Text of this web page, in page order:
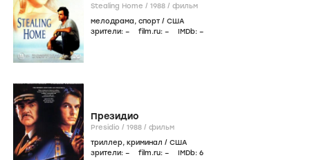
Stealing Home / 1988 / фильм
мелодрама, спорт / США
зрители: – film.ru: – IMDb: –
Президио
Presidio / 1988 / фильм
триллер, криминал / США
зрители: – film.ru: – IMDb: 6